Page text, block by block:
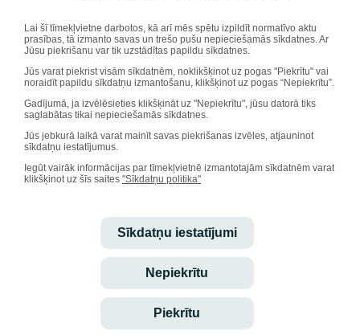
Lai šī tīmekļvietne darbotos, kā arī mēs spētu izpildīt normatīvo aktu
prasības, tā izmanto savas un trešo pušu nepieciešamās sīkdatnes. Ar
Jūsu piekrišanu var tik uzstādītas papildu sīkdatnes.
Jūs varat piekrist visām sīkdatnēm, noklikšķinot uz pogas "Piekrītu" vai
noraidīt papildu sīkdatņu izmantošanu, klikšķinot uz pogas “Nepiekrītu”.
Gadījumā, ja izvēlēsieties klikšķināt uz "Nepiekrītu", jūsu datorā tiks
saglabātas tikai nepieciešamās sīkdatnes.
Jūs jebkurā laikā varat mainīt savas piekrišanas izvēles, atjauninot
sīkdatņu iestatījumus.
Iegūt vairāk informācijas par tīmekļvietnē izmantotajām sīkdatnēm varat
klikšķinot uz šīs saites "Sīkdatņu politika"
Sīkdatņu iestatījumi
Nepiekrītu
Piekrītu
19:30
1. – 2. klašu pasākums svētku
zālē
21.12.
9:00 –
11:00
11:40 –
12:20
18:30
1. – 5. klašu skolēnu darinājumu
tirdziņš
stunda par labdarības projekta
rezultātiem svētku zālē
Ģenerālmēģinājums 6. – 12.
klašu koncertam
3.,4. un 5. klasēm muzikālais
klases vakars ar vecākiem
3. – 5. klašu pasākums svētku
zālē